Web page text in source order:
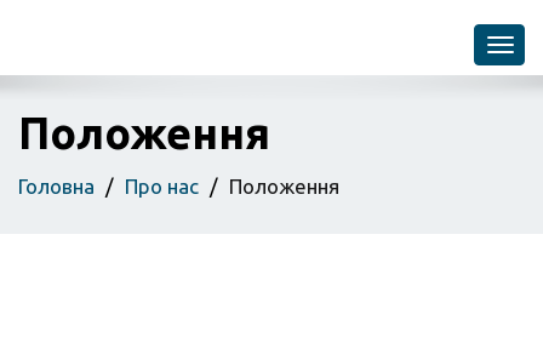
Положення
Головна Про нас Положення